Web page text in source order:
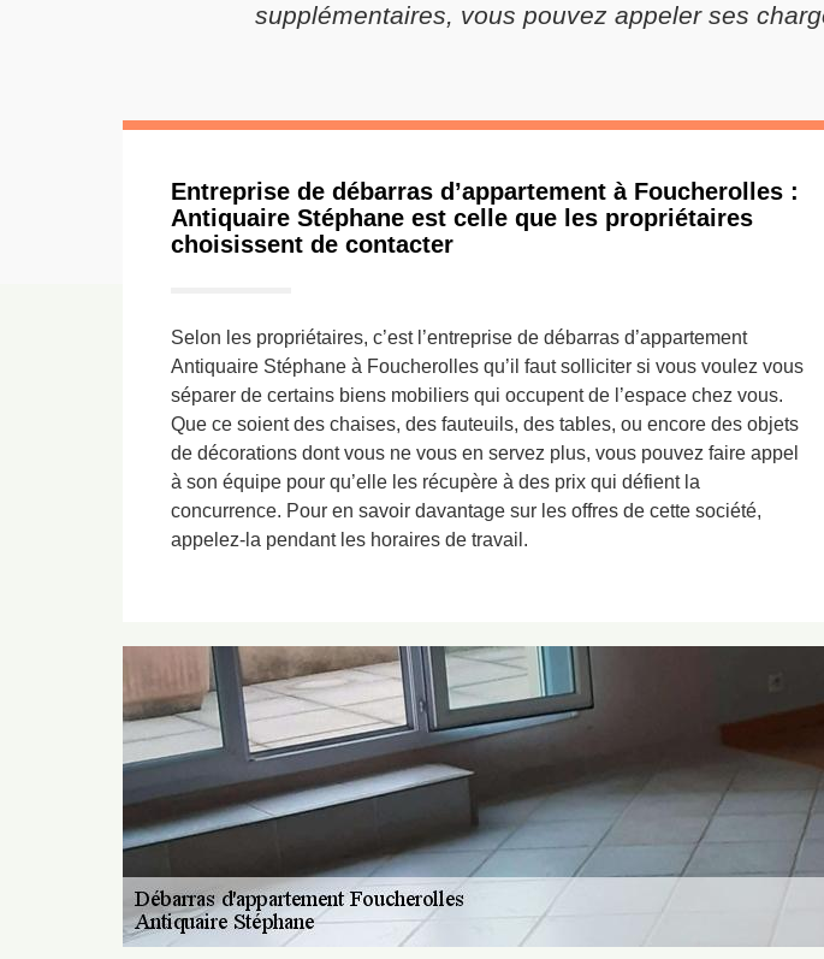
supplémentaires, vous pouvez appeler ses
Entreprise de débarras d’appartement à Foucherolles :
Antiquaire Stéphane est celle que les propriétaires
choisissent de contacter
Selon les propriétaires, c’est l’entreprise de débarras d’appartement
Antiquaire Stéphane à Foucherolles qu’il faut solliciter si vous voulez vous
séparer de certains biens mobiliers qui occupent de l’espace chez vous.
Que ce soient des chaises, des fauteuils, des tables, ou encore des objets
de décorations dont vous ne vous en servez plus, vous pouvez faire appel
à son équipe pour qu’elle les récupère à des prix qui défient la
concurrence. Pour en savoir davantage sur les offres de cette société,
appelez-la pendant les horaires de travail.